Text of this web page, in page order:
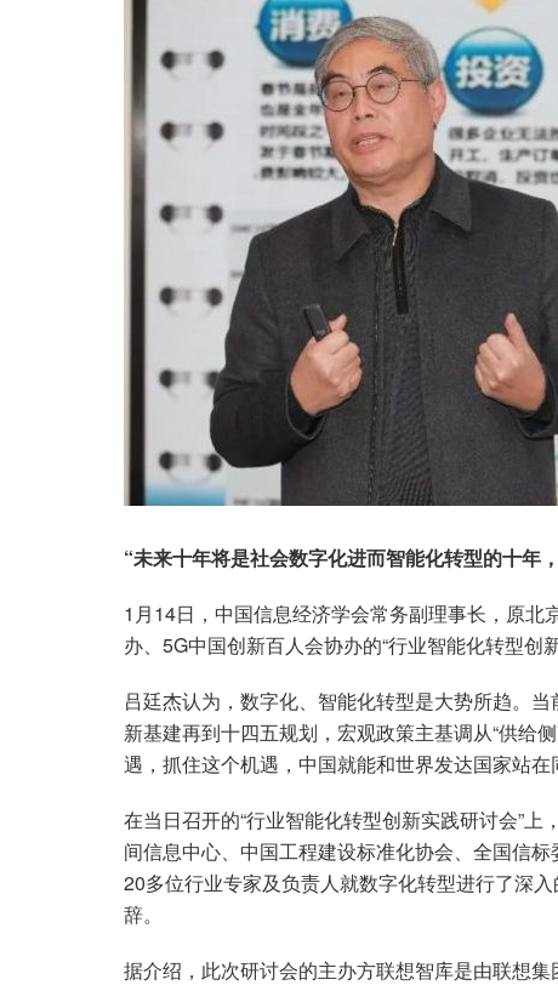
“未来十年将是社会数字化进而智能化转型的十年
1月14日，中国信息经济学会常务副理事长，原
办、5G中国创新百人会协办的“行业智能化转型创
吕廷杰认为，数字化、智能化转型是大势所趋。
新基建再到十四五规划，宏观政策主基调从“供给
遇，抓住这个机遇，中国就能和世界发达国家站在
在当日召开的“行业智能化转型创新实践研讨会”
间信息中心、中国工程建设标准化协会、全国信
20多位行业专家及负责人就数字化转型进行了深
辞。
据介绍，此次研讨会的主办方联想智库是由联想